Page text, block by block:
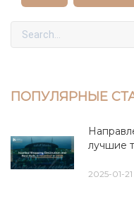
ПОПУЛЯРНЫЕ
лучшие
2025-01-21